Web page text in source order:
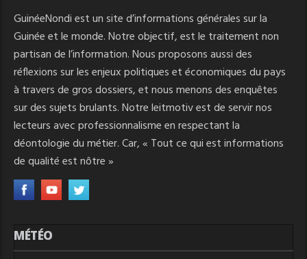
GuinéeNondi est un site d’informations générales sur la
Guinée et le monde. Notre objectif, est le traitement non
partisan de l’information. Nous proposons aussi des
réflexions sur les enjeux politiques et économiques du pays
à travers de gros dossiers, et nous menons des enquêtes
sur des sujets brulants. Notre leitmotiv est de servir nos
lecteurs avec professionnalisme en respectant la
déontologie du métier. Car, « Tout ce qui est informations
de qualité est nôtre »
MÉTÉO